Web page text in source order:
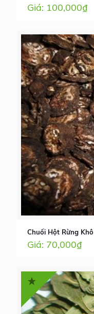
100,000₫
Chuối Hột Rừng Khô
70,000₫